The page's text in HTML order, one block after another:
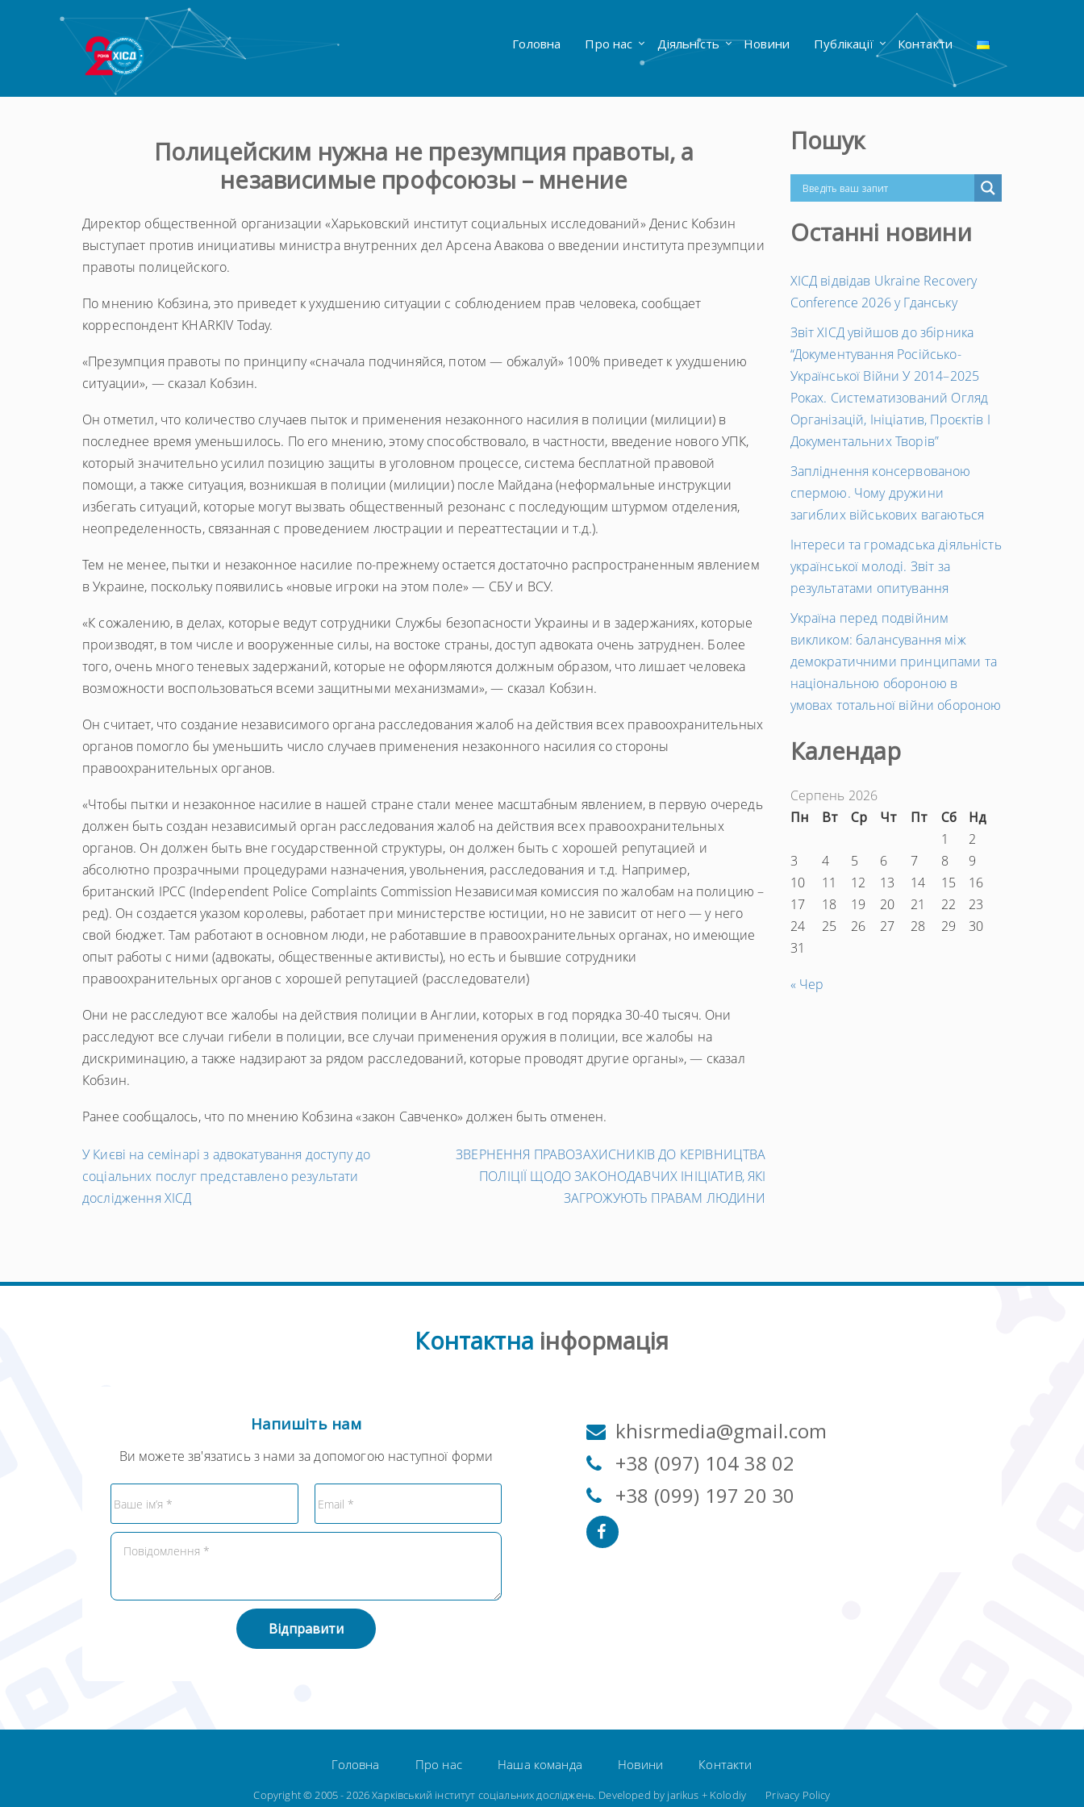
Головна Про нас Діяльність Новини Публікації Контакти
Полицейским нужна не презумпция правоты, а
независимые профсоюзы – мнение
Директор общественной организации «Харьковский институт социальных исследований» Денис Кобзин
выступает против инициативы министра внутренних дел Арсена Авакова о введении института презумпции
правоты полицейского.
По мнению Кобзина, это приведет к ухудшению ситуации с соблюдением прав человека, сообщает
корреспондент KHARKIV Today.
«Презумпция правоты по принципу «сначала подчиняйся, потом — обжалуй» 100% приведет к ухудшению
ситуации», — сказал Кобзин.
Он отметил, что количество случаев пыток и применения незаконного насилия в полиции (милиции) в
последнее время уменьшилось. По его мнению, этому способствовало, в частности, введение нового УПК,
который значительно усилил позицию защиты в уголовном процессе, система бесплатной правовой
помощи, а также ситуация, возникшая в полиции (милиции) после Майдана (неформальные инструкции
избегать ситуаций, которые могут вызвать общественный резонанс с последующим штурмом отделения,
неопределенность, связанная с проведением люстрации и переаттестации и т.д.).
Тем не менее, пытки и незаконное насилие по-прежнему остается достаточно распространенным явлением
в Украине, поскольку появились «новые игроки на этом поле» — СБУ и ВСУ.
«К сожалению, в делах, которые ведут сотрудники Службы безопасности Украины и в задержаниях, которые
производят, в том числе и вооруженные силы, на востоке страны, доступ адвоката очень затруднен. Более
того, очень много теневых задержаний, которые не оформляются должным образом, что лишает человека
возможности воспользоваться всеми защитными механизмами», — сказал Кобзин.
Он считает, что создание независимого органа расследования жалоб на действия всех правоохранительных
органов помогло бы уменьшить число случаев применения незаконного насилия со стороны
правоохранительных органов.
«Чтобы пытки и незаконное насилие в нашей стране стали менее масштабным явлением, в первую очередь
должен быть создан независимый орган расследования жалоб на действия всех правоохранительных
органов. Он должен быть вне государственной структуры, он должен быть с хорошей репутацией и
абсолютно прозрачными процедурами назначения, увольнения, расследования и т.д. Например,
британский IPCC (Independent Police Complaints Commission Независимая комиссия по жалобам на полицию –
ред). Он создается указом королевы, работает при министерстве юстиции, но не зависит от него — у него
свой бюджет. Там работают в основном люди, не работавшие в правоохранительных органах, но имеющие
опыт работы с ними (адвокаты, общественные активисты), но есть и бывшие сотрудники
правоохранительных органов с хорошей репутацией (расследователи)
Они не расследуют все жалобы на действия полиции в Англии, которых в год порядка 30-40 тысяч. Они
расследуют все случаи гибели в полиции, все случаи применения оружия в полиции, все жалобы на
дискриминацию, а также надзирают за рядом расследований, которые проводят другие органы», — сказал
Кобзин.
Ранее сообщалось, что по мнению Кобзина «закон Савченко» должен быть отменен.
←
Попередній
запис
У Києві на семінарі з адвокатування доступу до
соціальних послуг представлено результати
дослідження ХІСД
ЗВЕРНЕННЯ ПРАВОЗАХИСНИКІВ ДО КЕРІВНИЦТВА
ПОЛІЦІЇ ЩОДО ЗАКОНОДАВЧИХ ІНІЦІАТИВ, ЯКІ
ЗАГРОЖУЮТЬ ПРАВАМ ЛЮДИНИ
Пошук
Останні новини
ХІСД відвідав Ukraine Recovery
Conference 2026 у Гданську
Звіт ХІСД увійшов до збірника
“Документування Російсько-
Української Війни У 2014–2025
Роках. Систематизований Огляд
Організацій, Ініціатив, Проєктів І
Документальних Творів”
Запліднення консервованою
спермою. Чому дружини
загиблих військових вагаються
Інтереси та громадська діяльність
української молоді. Звіт за
результатами опитування
Україна перед подвійним
викликом: балансування між
демократичними принципами та
національною обороною в
умовах тотальної війни обороною
Календар
Серпень 2026
Пн
Вт Ср Чт Пт Сб
Нд
1
2
3
4 5 6 7 8
9
10
11 12 13 14 15
16
17
18 19 20 21 22
23
24
25 26 27 28 29
30
31
« Чер
Контактна інформація
Напишіть нам
Ви можете зв'язатись з нами за допомогою наступної форми
Відправити
khisrmedia@gmail.com
+38 (097) 104 38 02
+38 (099) 197 20 30
Головна Про нас Наша команда Новини Контакти
Copyright © 2005 - 2026 Харківський інститут соціальних досліджень. Developed by jarikus + Kolodiy Privacy Policy